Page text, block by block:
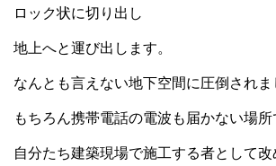
ロック状に切り出し
地上へと運び出します。
なんとも言えない地下空間に圧倒されま
もちろん携帯電話の電波も届かない場所
自分たち建築現場で施工する者として